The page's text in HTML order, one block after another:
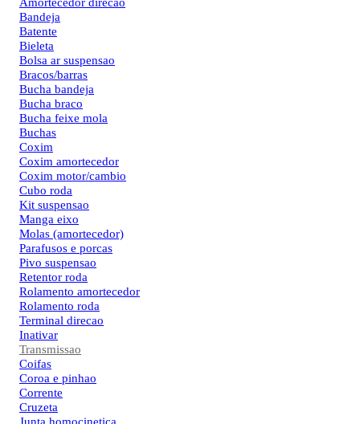
Amortecedor direcao
Bandeja
Batente
Bieleta
Bolsa ar suspensao
Bracos/barras
Bucha bandeja
Bucha braco
Bucha feixe mola
Buchas
Coxim
Coxim amortecedor
Coxim motor/cambio
Cubo roda
Kit suspensao
Manga eixo
Molas (amortecedor)
Parafusos e porcas
Pivo suspensao
Retentor roda
Rolamento amortecedor
Rolamento roda
Terminal direcao
Inativar
Transmissao
Coifas
Coroa e pinhao
Corrente
Cruzeta